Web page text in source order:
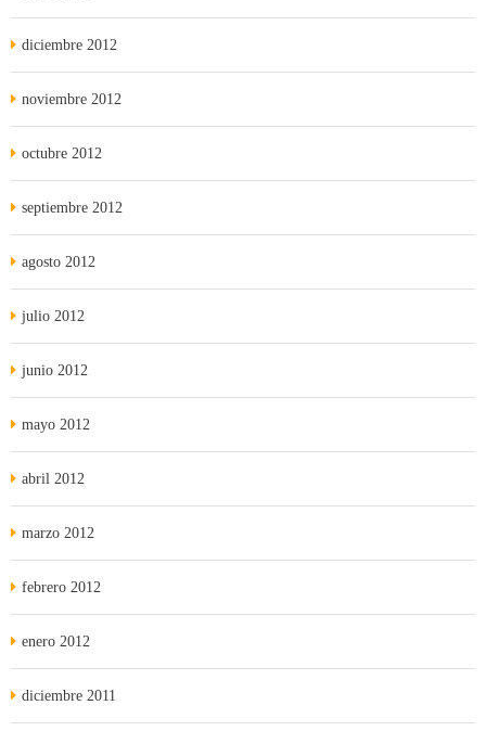
diciembre 2012
noviembre 2012
octubre 2012
septiembre 2012
agosto 2012
julio 2012
junio 2012
mayo 2012
abril 2012
marzo 2012
febrero 2012
enero 2012
diciembre 2011